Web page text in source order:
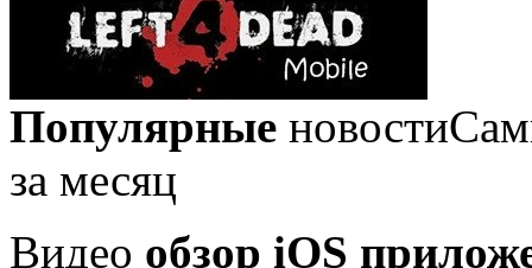
Популярные новости
за месяц
Видео обзор iOS